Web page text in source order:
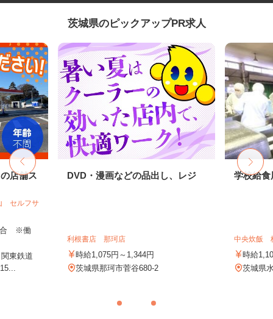
茨城県のピックアップPR求人
店舗ス
セルフサ
合 ※働
東鉄道
DVD・漫画などの品出し、レジ
利根書店 那珂店
時給1,075円～1,344円
茨城県那珂市菅谷680-2
学校給食
中央炊飯
時給
茨城県